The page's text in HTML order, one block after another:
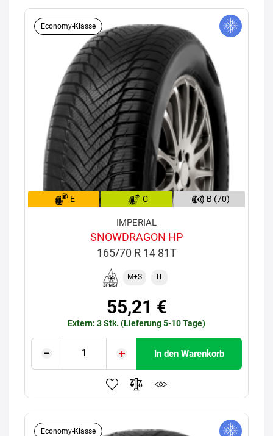
Economy-Klasse
E C B (70)
IMPERIAL
SNOWDRAGON HP
165/70 R 14 81T
M+S TL
55,21 €
Extern: 3 Stk. (Lieferung 5-10 Tage)
In den Warenkorb
Economy-Klasse